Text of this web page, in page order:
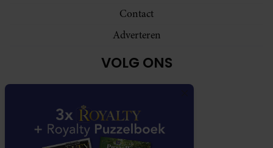
Contact
Adverteren
VOLG ONS